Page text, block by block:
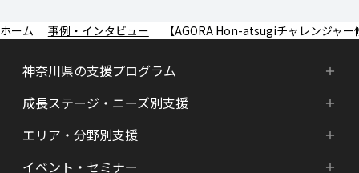
事例・インタビュー 【AGORA Hon-atsugiチャレンジャ
神奈川県の支援プログラム
神奈川県の支援プログラム
HATSU-SHINKANAGAWA
成長ステージ・ニーズ別支援
成長ステージ・ニーズ別支援
エリア・分野別支援
イベント・セミナー